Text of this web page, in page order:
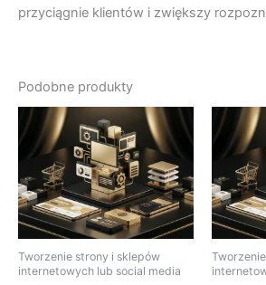
przyciągnie klientów i zwiększy
Podobne produkty
Tworzenie strony i sklepów
internetowych lub social media